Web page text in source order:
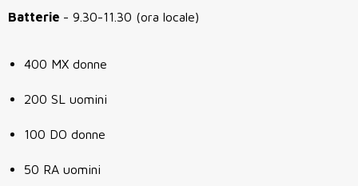
Batterie - 9.30-11.30 (ora locale)
400 MX donne
200 SL uomini
100 DO donne
50 RA uomini